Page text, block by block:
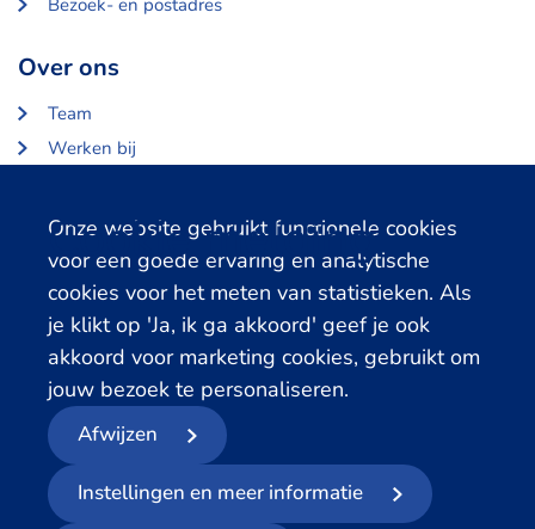
Cookie melding
Onze website gebruikt functionele cookies
voor een goede ervaring en analytische
cookies voor het meten van statistieken. Als
je klikt op 'Ja, ik ga akkoord' geef je ook
akkoord voor marketing cookies, gebruikt om
jouw bezoek te personaliseren.
Afwijzen
Instellingen en meer informatie
Over ons
Team
Werken bij
Partners en opdrachtgevers
Gerelateerde databanken
LISS Data Archive
SHARE Data Access
DHS Data Access
© 2026 - Centerdata